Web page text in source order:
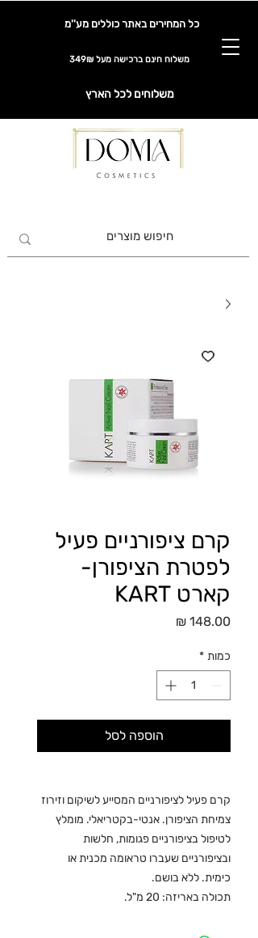
כל המחירים באתר כוללים מע''מ
משלוח חינם ברכישה מעל 349₪
משלוחים לכל הארץ
קרם ציפורניים פעיל
לפטרת הציפורן-
קארט KART
כמות *
הוספה לסל
קרם פעיל לציפורניים המסייע לשיקום וזירוז
צמיחת הציפורן. אנטי-בקטריאלי. מומלץ
לטיפול בציפורניים פגומות, חלשות
ובציפורניים שעברו טראומה מכנית או
כימית. ללא בושם.
תכולה באריזה: 20 מ"ל.